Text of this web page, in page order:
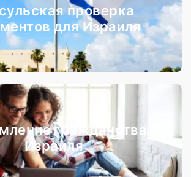
проверка
для Израиля
гражданства
Израиля